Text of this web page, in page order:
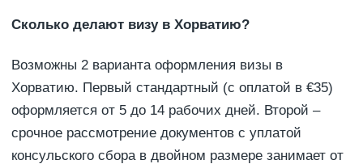
Сколько делают визу в Хорватию?
Возможны 2 варианта оформления визы в
Хорватию. Первый стандартный (с оплатой в €35)
оформляется от 5 до 14 рабочих дней. Второй –
срочное рассмотрение документов с уплатой
консульского сбора в двойном размере занимает от